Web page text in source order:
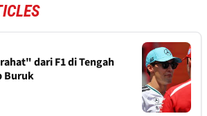
dari F1 di Tengah
Buruk